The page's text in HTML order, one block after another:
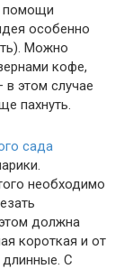
помощи
особенно
Можно
кофе,
этом случае
пахнуть.
сада
необходимо
должна
короткая и от
С